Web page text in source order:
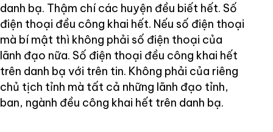
danh bạ. Thậm chí các huyện đều biết hết. Số
điện thoại đều công khai hết. Nếu số điện thoại
mà bí mật thì không phải số điện thoại của
lãnh đạo nữa. Số điện thoại đều công khai hết
trên danh bạ với trên tin. Không phải của riêng
chủ tịch tỉnh mà tất cả những lãnh đạo tỉnh,
ban, ngành đều công khai hết trên danh bạ.